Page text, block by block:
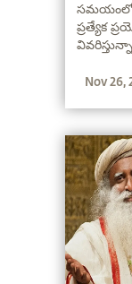
సమయంలో
ప్రత్యేక
Nov 26,